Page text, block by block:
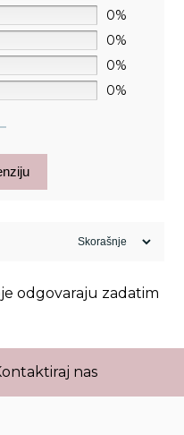
0%
0%
0%
0%
odgovaraju zadatim
nas